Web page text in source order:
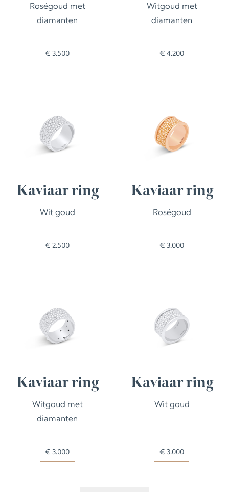
Roségoud met
diamanten
€ 3.500
Witgoud met
diamanten
€ 4.200
Kaviaar ring
Wit goud
€ 2.500
Kaviaar ring
Roségoud
€ 3.000
Kaviaar ring
Witgoud met
diamanten
€ 3.000
Kaviaar ring
Wit goud
€ 3.000